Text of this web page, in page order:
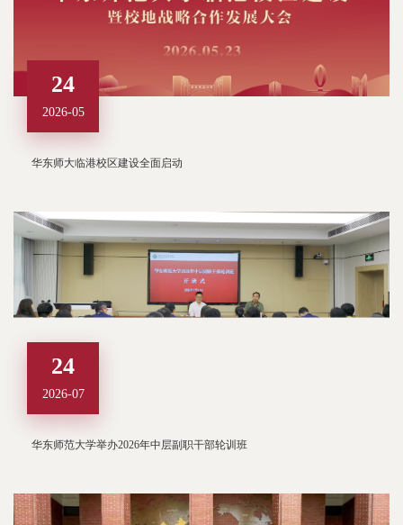
24
2026-05
华东师大临港校区建设全面启动
24
2026-07
华东师范大学举办2026年中层副职干部轮训班